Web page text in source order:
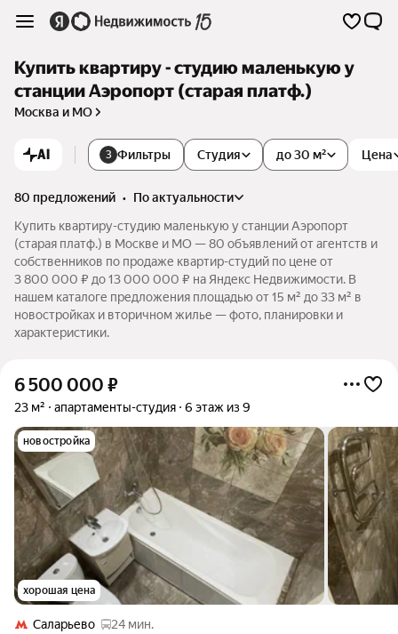
Купить квартиру - студию маленькую у
станции Аэропорт (старая платф.)
Москва и МО
AI 3 Фильтры Студия Цена
до 30 м²
80 предложений •
по актуальности
Купить квартиру-студию маленькую у станции Аэропорт
(старая платф.) в Москве и МО — 80 объявлений от агентств и
собственников по продаже квартир-студий по цене от
3 800 000 ₽ до 13 000 000 ₽ на Яндекс Недвижимости. В
нашем каталоге предложения площадью от 15 м² до 33 м² в
новостройках и вторичном жилье — фото, планировки и
характеристики.
6 500 000 ₽
23 м² апартаменты-студия 6 этаж из 9
новостройка
хорошая цена
Саларьево
24 мин.